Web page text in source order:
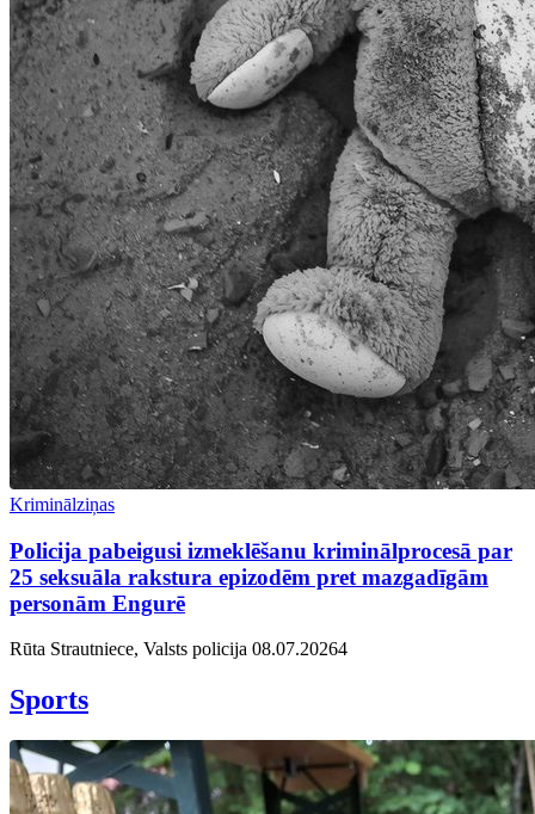
Kriminālziņas
Policija pabeigusi izmeklēšanu kriminālprocesā par
25 seksuāla rakstura epizodēm pret mazgadīgām
personām Engurē
Rūta Strautniece, Valsts policija 08.07.20264
Sports